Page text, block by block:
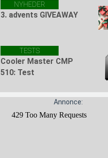
NYHEDER
3. advents GIVEAWAY
TESTS
Cooler Master CMP
510: Test
Annonce: